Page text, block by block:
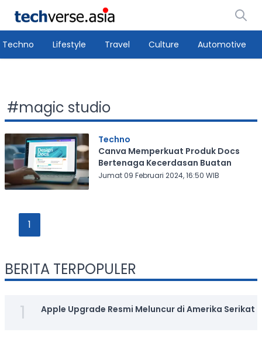
Techno Lifestyle Travel Culture Automotive
#magic studio
Techno
Canva Memperkuat Produk Docs
Bertenaga Kecerdasan Buatan
Jumat 09 Februari 2024, 16:50 WIB
1
BERITA TERPOPULER
1 Apple Upgrade Resmi Meluncur di Amerika Serikat